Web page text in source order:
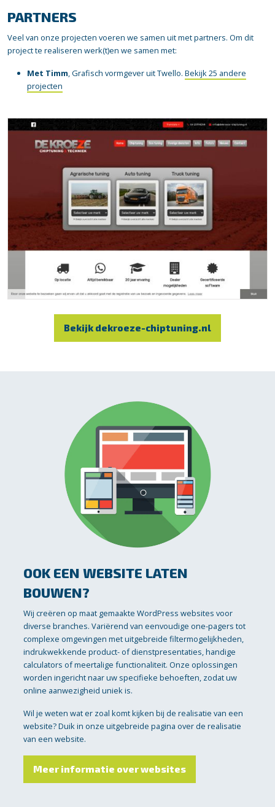
Bekijk dekroeze-chiptuning.nl
PARTNERS
Veel van onze projecten voeren we samen uit met partners. Om dit
project te realiseren werk(t)en we samen met:
Met Timm, Grafisch vormgever uit Twello. Bekijk 25 andere
projecten
OOK EEN WEBSITE LATEN
BOUWEN?
Wij creëren op maat gemaakte WordPress websites voor
diverse branches. Variërend van eenvoudige one-pagers tot
complexe omgevingen met uitgebreide filtermogelijkheden,
indrukwekkende product- of dienstpresentaties, handige
calculators of meertalige functionaliteit. Onze oplossingen
worden ingericht naar uw specifieke behoeften, zodat uw
online aanwezigheid uniek is.
Wil je weten wat er zoal komt kijken bij de realisatie van een
website? Duik in onze uitgebreide pagina over de realisatie
van een website.
Meer informatie over websites